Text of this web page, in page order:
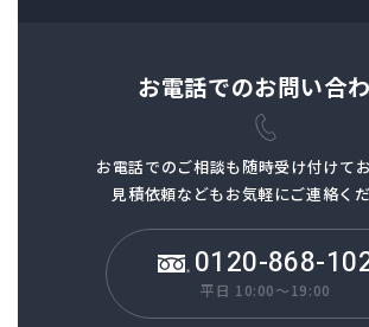
お電話でのお問い合
お電話でのご相談も随時受け付けてお
見積依頼などもお気軽にご連絡くだ
0120-868-
平日 10:00～19:00